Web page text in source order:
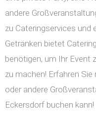
andere
zu Cateringservices und
Getränken bietet
benötigen, um Ihr Event
zu machen! Erfahren
oder andere
Eckersdorf buchen kann!